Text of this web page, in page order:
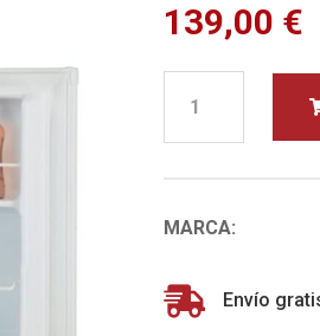
139,00 €
MARCA:
 Envío